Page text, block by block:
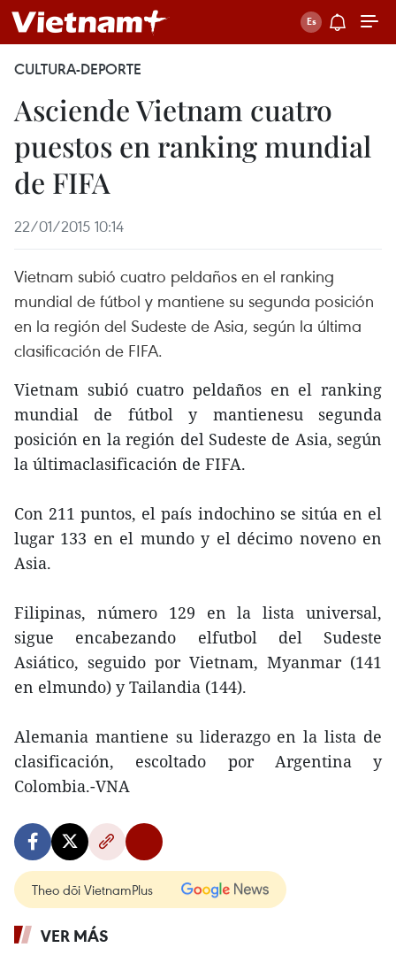
CULTURA-DEPORTE
Asciende Vietnam cuatro
puestos en ranking mundial
de FIFA
22/01/2015 10:14
Vietnam subió cuatro peldaños en el ranking
mundial de fútbol y mantiene su segunda posición
en la región del Sudeste de Asia, según la última
clasificación de FIFA.
Vietnam subió cuatro peldaños en el ranking
mundial de fútbol y mantienesu segunda
posición en la región del Sudeste de Asia, según
la últimaclasificación de FIFA.
Con 211 puntos, el país indochino se sitúa en el
lugar 133 en el mundo y el décimo noveno en
Asia.
Filipinas, número 129 en la lista universal,
sigue encabezando elfutbol del Sudeste
Asiático, seguido por Vietnam, Myanmar (141
en elmundo) y Tailandia (144).
Alemania mantiene su liderazgo en la lista de
clasificación, escoltado por Argentina y
Colombia.-VNA
Theo dõi VietnamPlus
VER MÁS